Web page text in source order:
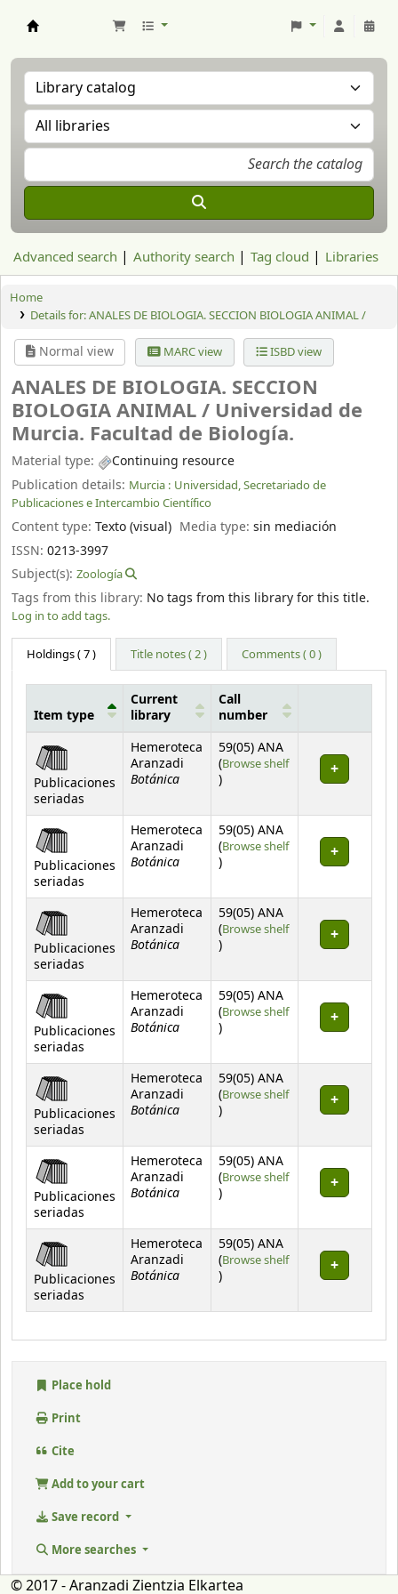
Advanced search Authority search Tag cloud Libraries
Home
Details for:ANALES DE BIOLOGIA. SECCION BIOLOGIA ANIMAL /
Normal view MARC view ISBD view
ANALES DE BIOLOGIA. SECCION
BIOLOGIA ANIMAL / Universidad de
Murcia. Facultad de Biología.
Material type:
Continuing resource
Publication details: Murcia : Universidad, Secretariado de
Publicaciones e Intercambio Científico
Content type: Texto (visual) Media type:sin mediación
ISSN: 0213-3997
Subject(s): Zoología
Tags from this library: No tags from this library for this title.
Log in to add tags.
Holdings( 7 ) Title notes ( 2 ) Comments ( 0 )
Holdings
Item type
Current
library
Call
number
Publicaciones
seriadas
Hemeroteca
Aranzadi
Botánica
59(05) ANA
(Browse shelf
(Opens below)
)
Publicaciones
seriadas
Hemeroteca
Aranzadi
Botánica
59(05) ANA
(Browse shelf
(Opens below)
)
Publicaciones
seriadas
Hemeroteca
Aranzadi
Botánica
59(05) ANA
(Browse shelf
(Opens below)
)
Publicaciones
seriadas
Hemeroteca
Aranzadi
Botánica
59(05) ANA
(Browse shelf
(Opens below)
)
Publicaciones
seriadas
Hemeroteca
Aranzadi
Botánica
59(05) ANA
(Browse shelf
(Opens below)
)
Publicaciones
seriadas
Hemeroteca
Aranzadi
Botánica
59(05) ANA
(Browse shelf
(Opens below)
)
Publicaciones
seriadas
Hemeroteca
Aranzadi
Botánica
59(05) ANA
(Browse shelf
(Opens below)
)
Place hold
Print
Cite
Add to your cart
Save record
More searches
© 2017 - Aranzadi Zientzia Elkartea